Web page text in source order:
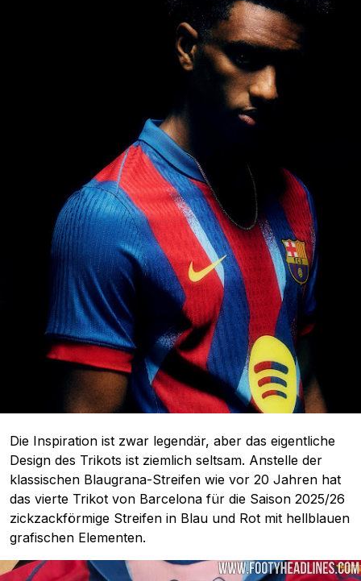
Die Inspiration ist zwar legendär, aber das eigentliche
Design des Trikots ist ziemlich seltsam. Anstelle der
klassischen Blaugrana-Streifen wie vor 20 Jahren hat
das vierte Trikot von Barcelona für die Saison 2025/26
zickzackförmige Streifen in Blau und Rot mit hellblauen
grafischen Elementen.